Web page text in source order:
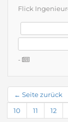
-
← Seite zurück
10
11 12